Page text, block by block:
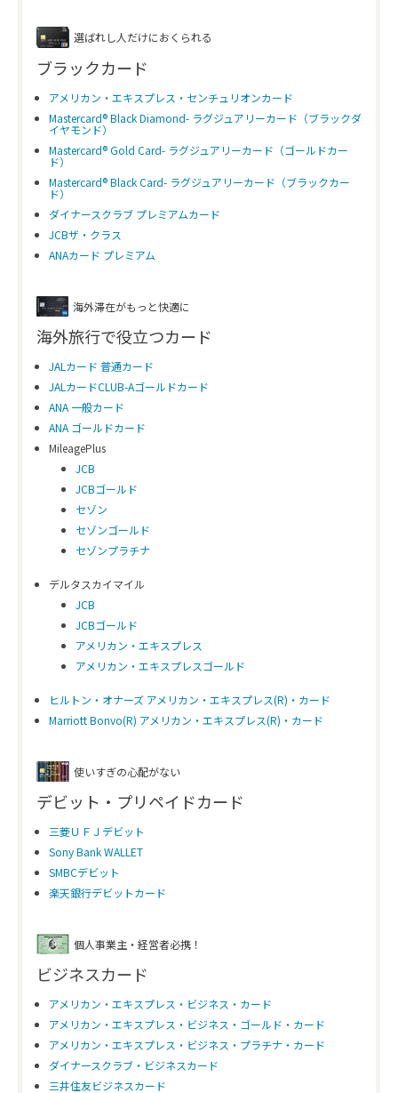
選ばれし人だけにおくられる
ブラックカード
アメリカン・エキスプレス・センチュリオンカード
Mastercard® Black Diamond- ラグジュアリーカード（ブラックダ
イヤモンド）
Mastercard® Gold Card- ラグジュアリーカード（ゴールドカー
ド）
Mastercard® Black Card- ラグジュアリーカード（ブラックカー
ド）
ダイナースクラブ プレミアムカード
JCBザ・クラス
ANAカード プレミアム
海外滞在がもっと快適に
海外旅行で役立つカード
JALカード 普通カード
JALカードCLUB-Aゴールドカード
ANA 一般カード
ANA ゴールドカード
MileagePlus
JCB
JCBゴールド
セゾン
セゾンゴールド
セゾンプラチナ
デルタスカイマイル
JCB
JCBゴールド
アメリカン・エキスプレス
アメリカン・エキスプレスゴールド
ヒルトン・オナーズ アメリカン・エキスプレス(R)・カード
Marriott Bonvo(R) アメリカン・エキスプレス(R)・カード
使いすぎの心配がない
デビット・プリペイドカード
三菱ＵＦＪデビット
Sony Bank WALLET
SMBCデビット
楽天銀行デビットカード
個人事業主・経営者必携！
ビジネスカード
アメリカン・エキスプレス・ビジネス・カード
アメリカン・エキスプレス・ビジネス・ゴールド・カード
アメリカン・エキスプレス・ビジネス・プラチナ・カード
ダイナースクラブ・ビジネスカード
三井住友ビジネスカード